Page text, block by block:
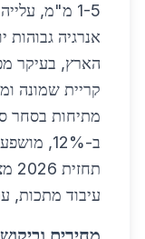
הארץ, בעיקר
קריית שמונה
מתיחות בסחר
ב-12%,
עיבוד מתכות,